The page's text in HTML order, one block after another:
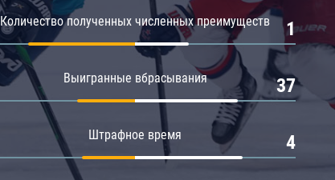
Количество полученных численных преимуществ 1
Выигранные вбрасывания 37
Штрафное время 4